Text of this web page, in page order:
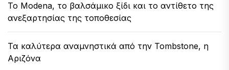
Το Modena, το βαλσάμικο ξίδι και το αντίθετο της
ανεξαρτησίας της τοποθεσίας
Τα καλύτερα αναμνηστικά από την Tombstone, η
Αριζόνα